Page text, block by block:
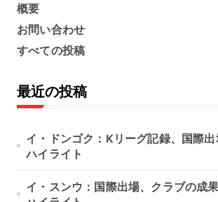
概要
お問い合わせ
すべての投稿
最近の投稿
イ・ドンゴク：Kリーグ記録、国際
ハイライト
イ・スンウ：国際出場、クラブの成